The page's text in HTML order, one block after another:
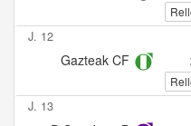
J. 12
Gazteak CF
J. 13